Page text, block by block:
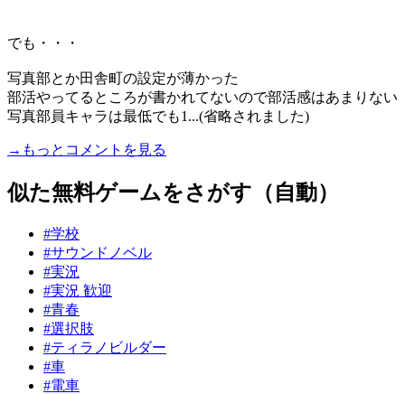
でも・・・
写真部とか田舎町の設定が薄かった
部活やってるところが書かれてないので部活感はあまりない
写真部員キャラは最低でも1...(省略されました)
→もっとコメントを見る
似た無料ゲームをさがす（自動）
#学校
#サウンドノベル
#実況
#実況 歓迎
#青春
#選択肢
#ティラノビルダー
#車
#電車